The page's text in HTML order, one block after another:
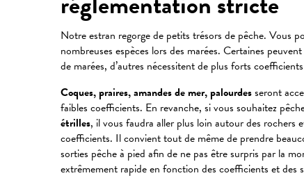
Notre estran regorge de petits trésors de pêche. Vous
nombreuses espèces lors des marées. Certaines
de marées, d’autres nécessitent de plus forts
Coques, praires, amandes de mer, palourdesseront
faibles coefficients. En revanche, si vous souhaitez
étrilles, il vous faudra aller plus loin autour des rochers
coefficients. Il convient tout de même de prendre
sorties pêche à pied afin de ne pas être surpris par la
extrêmement rapide en fonction des coefficients et des